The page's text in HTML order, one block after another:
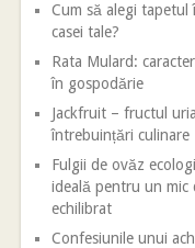
Cum să alegi tapetul
casei tale?
Rata Mulard:
în gospodărie
Jackfruit – fructul
întrebuințări culinare
Fulgii de ovăz
ideală pentru un mic
echilibrat
Confesiunile unui